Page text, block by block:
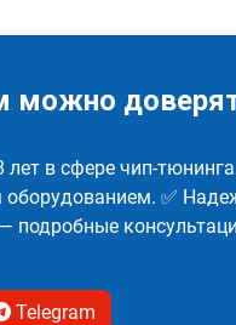
можно
лет в сфере чип-
оборудованием. ✅
подробные
Telegram